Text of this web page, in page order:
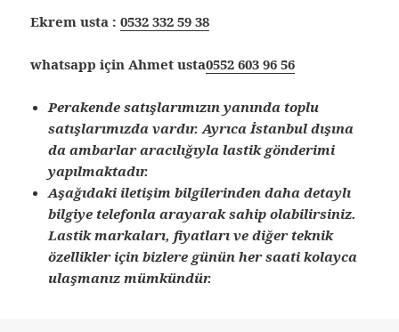
Ekrem usta :0532 332 59 38
whatsapp için Ahmet usta0552 603 96 56
Perakende satışlarımızın yanında toplu
satışlarımızda vardır. Ayrıca İstanbul dışına
da ambarlar aracılığıyla lastik gönderimi
yapılmaktadır.
Aşağıdaki iletişim bilgilerinden daha detaylı
bilgiye telefonla arayarak sahip olabilirsiniz.
Lastik markaları, fiyatları ve diğer teknik
özellikler için bizlere günün her saati kolayca
ulaşmanız mümkündür.